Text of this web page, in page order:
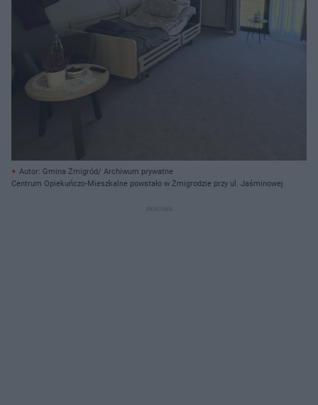
Autor: Gmina Żmigród/ Archiwum prywatne
Centrum Opiekuńczo-Mieszkalne powstało w Żmigrodzie przy ul. Jaśminowej